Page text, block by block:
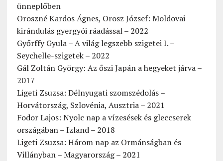
ünneplőben
Oroszné Kardos Ágnes, Orosz József: Moldovai
kirándulás gyergyói ráadással – 2022
Győrffy Gyula – A világ legszebb szigetei I. –
Seychelle-szigetek – 2022
Gál Zoltán György: Az őszi Japán a hegyeket járva –
2017
Ligeti Zsuzsa: Délnyugati szomszédolás –
Horvátország, Szlovénia, Ausztria – 2021
Fodor Lajos: Nyolc nap a vízesések és gleccserek
országában – Izland – 2018
Ligeti Zsuzsa: Három nap az Ormánságban és
Villányban – Magyarország – 2021